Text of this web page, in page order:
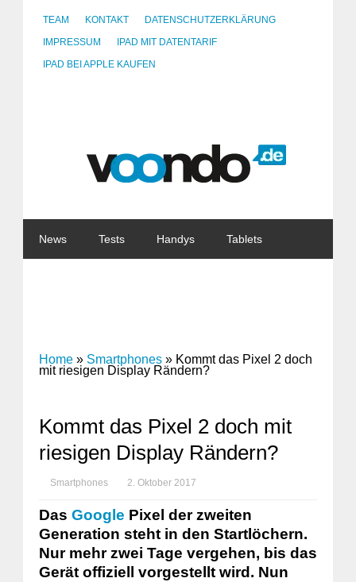
TEAM KONTAKT
DATENSCHUTZERKLÄRUNG
IMPRESSUM
IPAD MIT DATENTARIF
IPAD BEI APPLE KAUFEN
News Tests Handys Tablets
Home » Smartphones » Kommt das Pixel 2 doch
mit riesigen Display Rändern?
Kommt das Pixel 2 doch mit
riesigen Display Rändern?
Smartphones 2. Oktober 2017
Das Google Pixel der zweiten
Generation steht in den Startlöchern.
Nur mehr zwei Tage vergehen, bis das
Gerät offiziell vorgestellt wird. Nun